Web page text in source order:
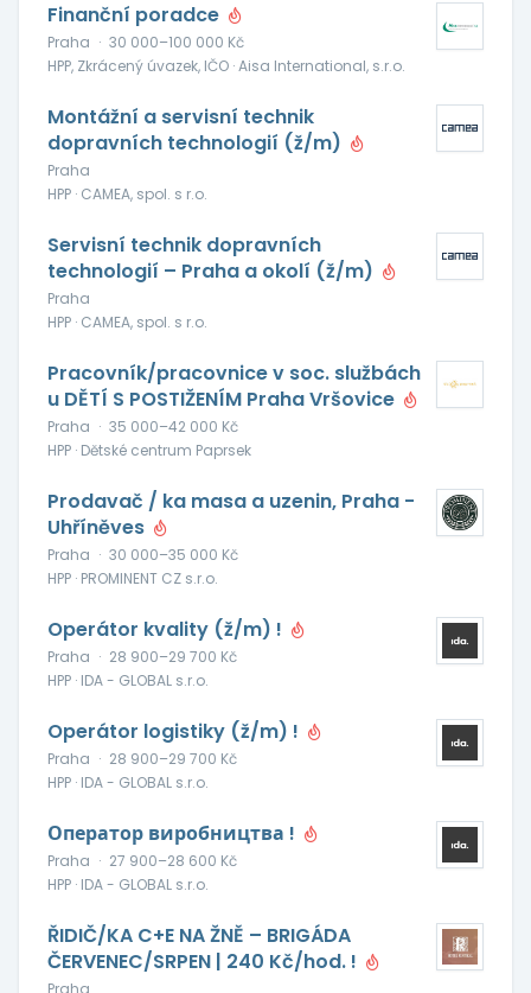
Finanční poradce
Praha · 30 000–100 000 Kč
HPP, Zkrácený úvazek, IČO · Aisa International, s.r.o.
Montážní a servisní technik
dopravních technologií (ž/m)
Praha
HPP · CAMEA, spol. s r.o.
Servisní technik dopravních
technologií – Praha a okolí (ž/m)
Praha
HPP · CAMEA, spol. s r.o.
Pracovník/pracovnice v soc. službách
u DĚTÍ S POSTIŽENÍM Praha Vršovice
Praha · 35 000–42 000 Kč
HPP · Dětské centrum Paprsek
Prodavač / ka masa a uzenin, Praha -
Uhříněves
Praha · 30 000–35 000 Kč
HPP · PROMINENT CZ s.r.o.
Operátor kvality (ž/m) !
Praha · 28 900–29 700 Kč
HPP · IDA - GLOBAL s.r.o.
Operátor logistiky (ž/m) !
Praha · 28 900–29 700 Kč
HPP · IDA - GLOBAL s.r.o.
Оператор виробництва !
Praha · 27 900–28 600 Kč
HPP · IDA - GLOBAL s.r.o.
ŘIDIČ/KA C+E NA ŽNĚ – BRIGÁDA
ČERVENEC/SRPEN | 240 Kč/hod. !
Praha